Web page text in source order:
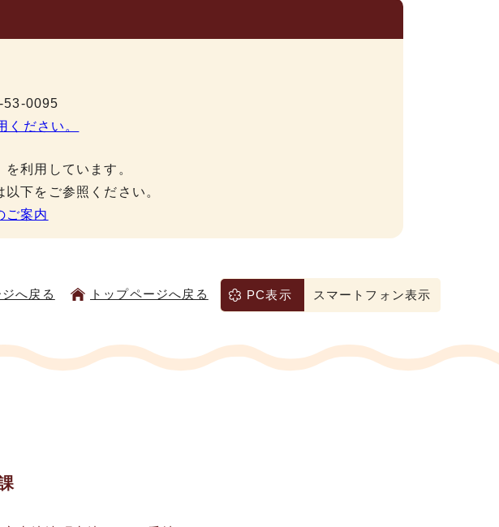
0095
ください。
利用しています。
下をご参照ください。
ご案内
へ戻る トップページへ戻る PC表示 スマートフォン表示